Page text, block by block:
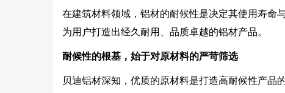
在建筑材料领域，铝材的耐候性是决定其使用寿命
为用户打造出经久耐用、品质卓越的铝材产品。
耐候性的根基，始于对原材料的严苛筛选
贝迪铝材深知，优质的原材料是打造高耐候性产品